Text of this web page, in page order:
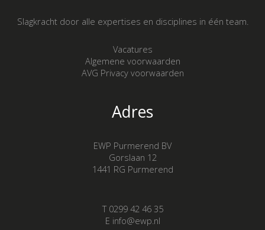
Slagkracht door alle expertises en disciplines in één team.
Vacatures
Algemene voorwaarden
AVG Privacy voorwaarden
Adres
EWP Purmerend BV
Gorslaan 12
1441 RG Purmerend
T 0299 42 46 35
E info@ewp.nl